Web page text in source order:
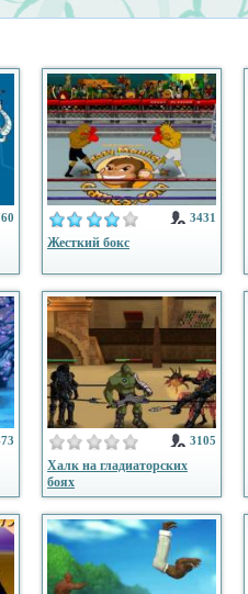
3431
Жесткий бокс
3105
Халк на гладиаторских
боях